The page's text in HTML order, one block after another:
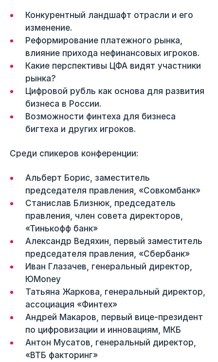
Конкурентный ландшафт отрасли и его
изменение.
Реформирование платежного рынка,
влияние прихода нефинансовых игроков.
Какие перспективы ЦФА видят участники
рынка?
Цифровой рубль как основа для развития
бизнеса в России.
Возможности финтеха для бизнеса
бигтеха и других игроков.
Среди спикеров конференции:
Альберт Борис, заместитель
председателя правления, «Совкомбанк»
Станислав Близнюк, председатель
правления, член совета директоров,
«Тинькофф банк»
Александр Ведяхин, первый заместитель
председателя правления, «Сбербанк»
Иван Глазачев, генеральный директор,
ЮMoney
Татьяна Жаркова, генеральный директор,
ассоциация «Финтех»
Андрей Макаров, первый вице-президент
по цифровизации и инновациям, МКБ
Антон Мусатов, генеральный директор,
«ВТБ факторинг»